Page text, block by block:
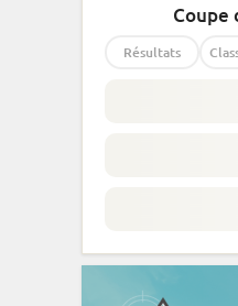
Coupe
Résultats